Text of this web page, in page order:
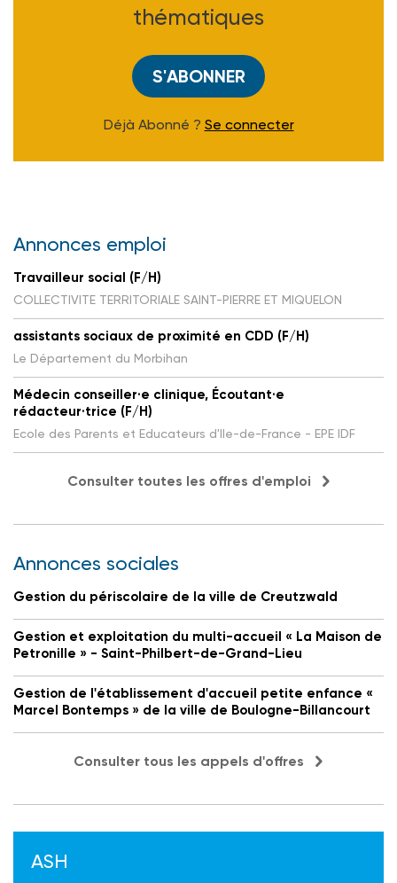
thématiques
S'ABONNER
Déjà Abonné ? Se connecter
Annonces emploi
Travailleur social (F/H)
COLLECTIVITE TERRITORIALE SAINT-PIERRE ET MIQUELON
assistants sociaux de proximité en CDD (F/H)
Le Département du Morbihan
Médecin conseiller·e clinique, Écoutant·e
rédacteur·trice (F/H)
Ecole des Parents et Educateurs d'Ile-de-France - EPE IDF
Consulter toutes les offres d'emploi
Annonces sociales
Gestion du périscolaire de la ville de Creutzwald
Gestion et exploitation du multi-accueil « La Maison de
Petronille » - Saint-Philbert-de-Grand-Lieu
Gestion de l'établissement d'accueil petite enfance «
Marcel Bontemps » de la ville de Boulogne-Billancourt
Consulter tous les appels d'offres
ASH